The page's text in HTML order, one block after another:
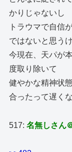
かりじゃないし
トラウマで自信
ではないと思う
今現在、天パが
度取り除いて
健やかな精神状
合ったって遅く
517:名無しさん